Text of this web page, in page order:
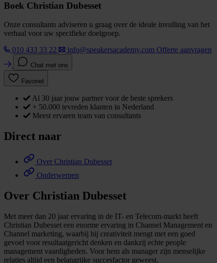
Boek Christian Dubesset
Onze consultants adviseren u graag over de ideale invulling van het
verhaal voor uw specifieke doelgroep.
010 433 33 22
info@speakersacademy.com Offerte aanvragen
Chat met ons
Favoriet
Al 30 jaar jouw partner voor de beste sprekers
+ 50.000 tevreden klanten in Nederland
Meest ervaren team van consultants
Direct naar
Over Christian Dubesset
Onderwerpen
Over Christian Dubesset
Met meer dan 20 jaar ervaring in de IT- en Telecom-markt heeft
Christian Dubesset een enorme ervaring in Channel Management en
Channel marketing, waarbij hij creativiteit mengt met een goed
gevoel voor resultaatgericht denken en dankzij echte people
management vaardigheden. Voor hem als manager zijn menselijke
relaties altijd een belangrijke succesfactor geweest.